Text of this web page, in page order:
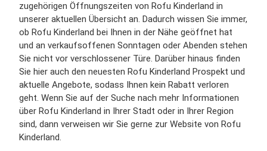
zugehörigen Öffnungszeiten von Rofu Kinderland in
unserer aktuellen Übersicht an. Dadurch wissen Sie immer,
ob Rofu Kinderland bei Ihnen in der Nähe geöffnet hat
und an verkaufsoffenen Sonntagen oder Abenden stehen
Sie nicht vor verschlossener Türe. Darüber hinaus finden
Sie hier auch den neuesten Rofu Kinderland Prospekt und
aktuelle Angebote, sodass Ihnen kein Rabatt verloren
geht. Wenn Sie auf der Suche nach mehr Informationen
über Rofu Kinderland in Ihrer Stadt oder in Ihrer Region
sind, dann verweisen wir Sie gerne zur Website von Rofu
Kinderland.